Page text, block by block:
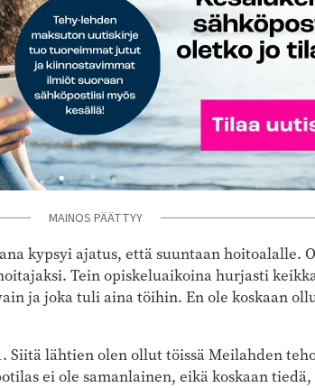
MAINOS PÄÄTTYY
kypsyi ajatus, että suuntaan hoitoalalle.
Tein opiskeluaikoina hurjasti
ja joka tuli aina töihin. En ole koskaan
Siitä lähtien olen ollut töissä Meilahden
ei ole samanlainen, eikä koskaan